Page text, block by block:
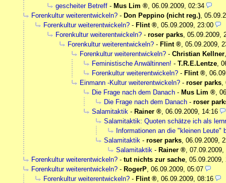
gescheiter Betreff - Mus Lim
06.09.2009, 02:34
Forenkultur weiterentwickeln? - Don Peppino (nicht reg.)
Forenkultur weiterentwickeln? - Flint
05.09.2009, 23:00
Forenkultur weiterentwickeln? - roser parks 05.09.2009,
Forenkultur weiterentwickeln? - Flint
05.09.2009,
Forenkultur weiterentwickeln? - Christian Kellner
Feministische Anwältinnen! - T.R.E.Lentze
Forenkultur weiterentwickeln? - Flint
Einmann -Kultur weiterentwickeln? - roser parks
Die Frage nach dem Danach - Mus Lim
Die Frage nach dem Danach - roser
Salamitaktik - Rainer
06.09.2009, 14:16
Salamitaktik: Quoten schätze ich als
Informationen an die "kleinen Leute"
Salamitaktik - roser parks 06.09.2009,
Salamitaktik - Rainer
07.09.2009,
Forenkultur weiterentwickeln? - tut nichts zur sache 05.09.2009,
Forenkultur weiterentwickeln? - RogerP 06.09.2009, 05:07
Forenkultur weiterentwickeln? - Flint 06.09.2009, 08:16